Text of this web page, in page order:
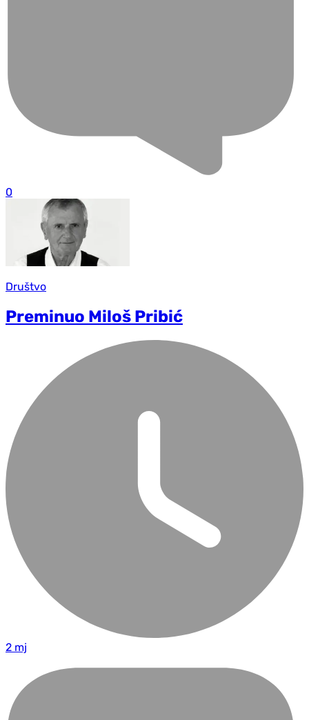
0
Društvo
Preminuo Miloš Pribić
2 mj